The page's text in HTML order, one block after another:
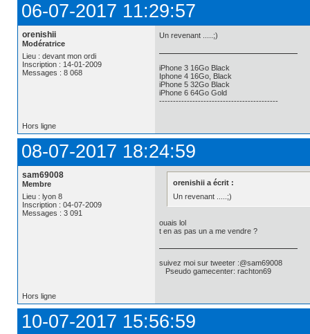
06-07-2017 11:29:57
orenishii
Modératrice
Lieu : devant mon ordi
Inscription : 14-01-2009
Messages : 8 068
Un revenant .....;)
iPhone 3 16Go Black
Iphone 4 16Go, Black
iPhone 5 32Go Black
iPhone 6 64Go Gold
-------------------------------------------
Hors ligne
08-07-2017 18:24:59
sam69008
Membre
Lieu : lyon 8
Inscription : 04-07-2009
Messages : 3 091
orenishii a écrit :
Un revenant .....;)
ouais lol
t en as pas un a me vendre ?
suivez moi sur tweeter :@sam69008
Pseudo gamecenter: rachton69
Hors ligne
10-07-2017 15:56:59